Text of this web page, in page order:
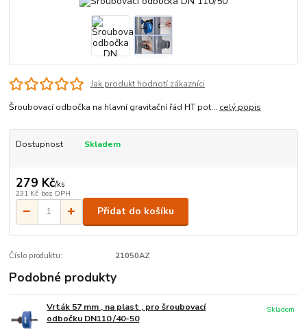
Jak produkt hodnotí zákazníci
Šroubovací odbočka na hlavní gravitační řád HT pot... celý popis
Dostupnost Skladem
279 Kč/ks
231 Kč bez DPH
Přidat do košíku
Číslo produktu: 21050AZ
Podobné produkty
Vrták 57 mm , na plast , pro šroubovací
odbočku DN110 /40-50
Skladem